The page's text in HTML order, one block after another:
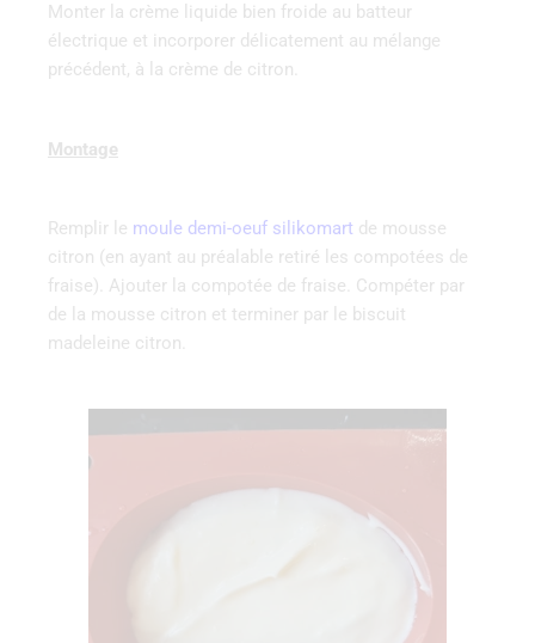
Monter la crème liquide bien froide au batteur
électrique et incorporer délicatement au mélange
précédent, à la crème de citron.
Montage
Remplir le moule demi-oeuf silikomart de mousse
citron (en ayant au préalable retiré les compotées de
fraise). Ajouter la compotée de fraise. Compéter par
de la mousse citron et terminer par le biscuit
madeleine citron.